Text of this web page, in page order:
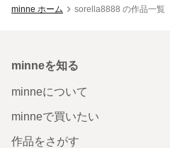
minne ホーム sorella8888 の作品一覧
minneを知る
minneについて
minneで買いたい
作品をさがす